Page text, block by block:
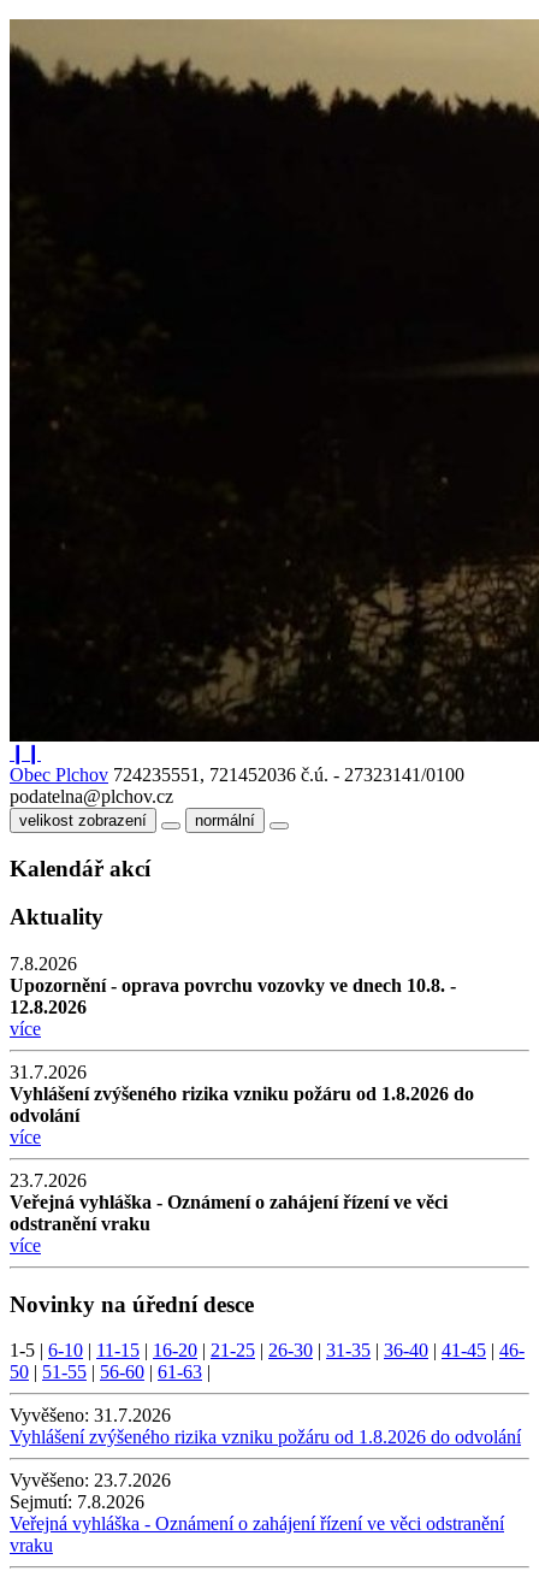
Obec Plchov 724235551, 721452036 č.ú. - 27323141/0100
podatelna@plchov.cz
velikost zobrazení normální
Kalendář akcí
Aktuality
7.8.2026
Upozornění - oprava povrchu vozovky ve dnech 10.8. -
12.8.2026
více
31.7.2026
Vyhlášení zvýšeného rizika vzniku požáru od 1.8.2026 do
odvolání
více
23.7.2026
Veřejná vyhláška - Oznámení o zahájení řízení ve věci
odstranění vraku
více
Novinky na úřední desce
1-5 6-10 11-15 16-20 21-25 26-30 31-35 36-40 41-45
46-
50
51-55 56-60 61-63
Vyvěšeno: 31.7.2026
Vyhlášení zvýšeného rizika vzniku požáru od 1.8.2026 do odvolání
Vyvěšeno: 23.7.2026
Sejmutí: 7.8.2026
Veřejná vyhláška - Oznámení o zahájení řízení ve věci odstranění
vraku